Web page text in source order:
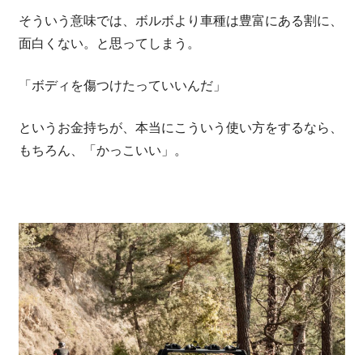
そういう意味では、ボルボより車種は豊富にある割に、
面白くない。と思ってしまう。
「ボディを傷つけたっていいんだ」
というお金持ちが、本当にこういう使い方をするなら、
もちろん、「かっこいい」。